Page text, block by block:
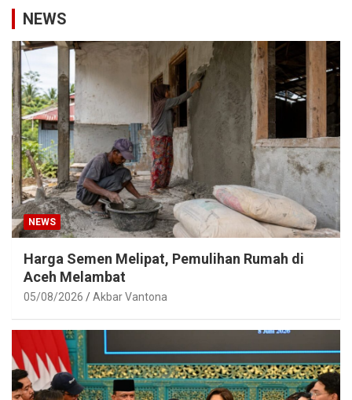
NEWS
NEWS
Harga Semen Melipat, Pemulihan Rumah di
Aceh Melambat
05/08/2026 Akbar Vantona